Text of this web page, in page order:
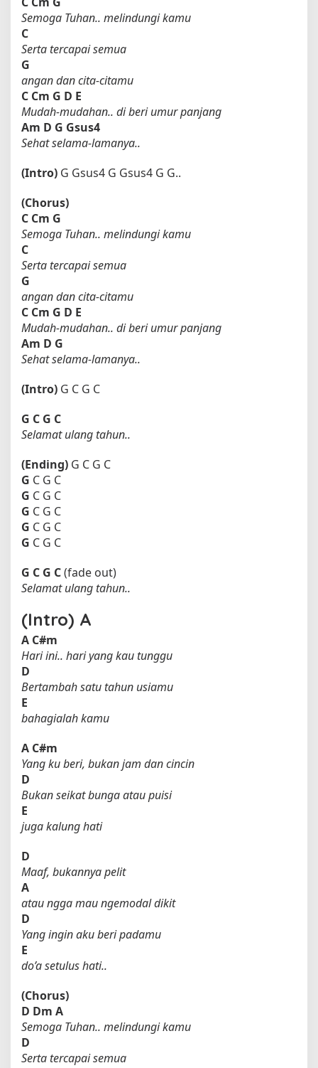
Semoga Tuhan.. melindungi kamu
C
Serta tercapai semua
G
angan dan cita-citamu
C Cm G D E
Mudah-mudahan.. di beri umur panjang
Am D G Gsus4
Sehat selama-lamanya..
(Intro) G Gsus4 G Gsus4 G G..
(Chorus)
C Cm G
Semoga Tuhan.. melindungi kamu
C
Serta tercapai semua
G
angan dan cita-citamu
C Cm G D E
Mudah-mudahan.. di beri umur panjang
Am D G
Sehat selama-lamanya..
(Intro) G C G C
G C G C
Selamat ulang tahun..
(Ending) G C G C
G C G C
G C G C
G C G C
G C G C
G C G C
G C G C(fade out)
Selamat ulang tahun..
(Intro) A
A C#m
Hari ini.. hari yang kau tunggu
D
Bertambah satu tahun usiamu
E
bahagialah kamu
A C#m
Yang ku beri, bukan jam dan cincin
D
Bukan seikat bunga atau puisi
E
juga kalung hati
D
Maaf, bukannya pelit
A
atau ngga mau ngemodal dikit
D
Yang ingin aku beri padamu
E
do’a setulus hati..
(Chorus)
D Dm A
Semoga Tuhan.. melindungi kamu
D
Serta tercapai semua